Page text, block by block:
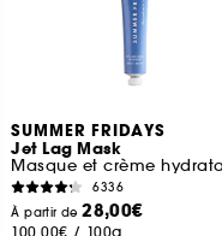
SUMMER FRIDAYS
Jet Lag Mask
6336
À partir de28,00€
100,00€ / 100g